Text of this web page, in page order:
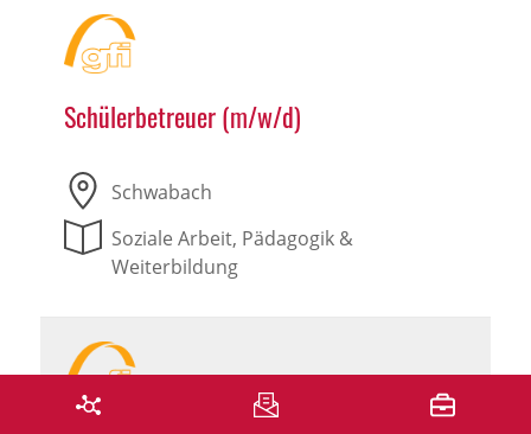
Schülerbetreuer (m/w/d)
Schwabach
Soziale Arbeit, Pädagogik &
Weiterbildung